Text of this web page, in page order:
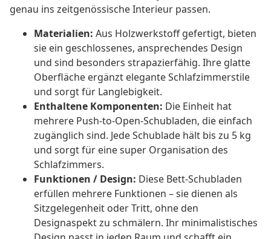
genau ins zeitgenössische Interieur passen.
Materialien: Aus Holzwerkstoff gefertigt, bieten
sie ein geschlossenes, ansprechendes Design
und sind besonders strapazierfähig. Ihre glatte
Oberfläche ergänzt elegante Schlafzimmerstile
und sorgt für Langlebigkeit.
Enthaltene Komponenten: Die Einheit hat
mehrere Push-to-Open-Schubladen, die einfach
zugänglich sind. Jede Schublade hält bis zu 5 kg
und sorgt für eine super Organisation des
Schlafzimmers.
Funktionen / Design: Diese Bett-Schubladen
erfüllen mehrere Funktionen – sie dienen als
Sitzgelegenheit oder Tritt, ohne den
Designaspekt zu schmälern. Ihr minimalistisches